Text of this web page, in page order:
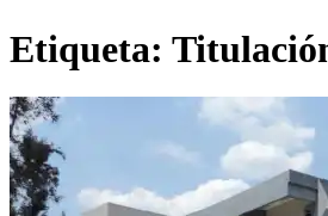
Etiqueta: